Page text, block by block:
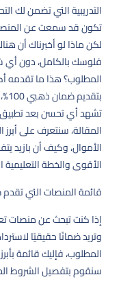
التدريبية التي تضمن لك
تكون قد سمعت عن
لكن ماذا لو أخبرناك أن
فلوسك بالكامل، دون
المطلوب؟ هذا ما تقدمه
تشهد أي تحسن بعد تطبيق
المقالة، سنتعرف على
الأموال، وكيف أن بازيد
الأقوى والخطة التعليمية
قائمة المنصات التي
وتريد ضمانًا حقيقيًا
المطلوب، فإليك قائمة
سنقوم بتفصيل الشروط